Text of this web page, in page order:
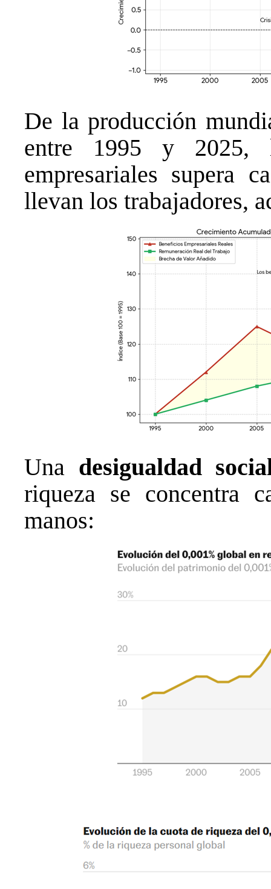
De la producción
entre 1995 y 2025,
empresariales supera
llevan los trabajadores,
Una desigualdad
riqueza se concentra
manos: